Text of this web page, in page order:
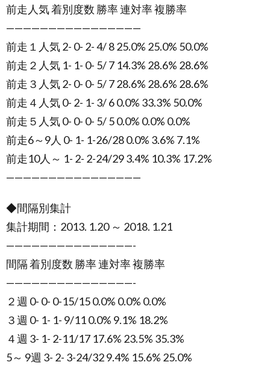
前走人気 着別度数 勝率 連対率 複勝率
————————————————
前走１人気 2- 0- 2- 4/ 8 25.0% 25.0% 50.0%
前走２人気 1- 1- 0- 5/ 7 14.3% 28.6% 28.6%
前走３人気 2- 0- 0- 5/ 7 28.6% 28.6% 28.6%
前走４人気 0- 2- 1- 3/ 6 0.0% 33.3% 50.0%
前走５人気 0- 0- 0- 5/ 5 0.0% 0.0% 0.0%
前走6～9人 0- 1- 1-26/28 0.0% 3.6% 7.1%
前走10人～ 1- 2- 2-24/29 3.4% 10.3% 17.2%
————————————————
◆間隔別集計
集計期間：2013. 1.20 ～ 2018. 1.21
———————————————-
間隔 着別度数 勝率 連対率 複勝率
———————————————-
２週 0- 0- 0-15/15 0.0% 0.0% 0.0%
３週 0- 1- 1- 9/11 0.0% 9.1% 18.2%
４週 3- 1- 2-11/17 17.6% 23.5% 35.3%
5～ 9週 3- 2- 3-24/32 9.4% 15.6% 25.0%